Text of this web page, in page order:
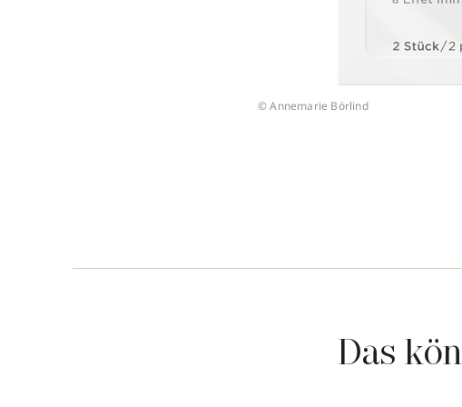
© Annemarie Börlind
Das